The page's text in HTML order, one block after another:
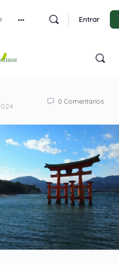
Entrar
0 Comentarios